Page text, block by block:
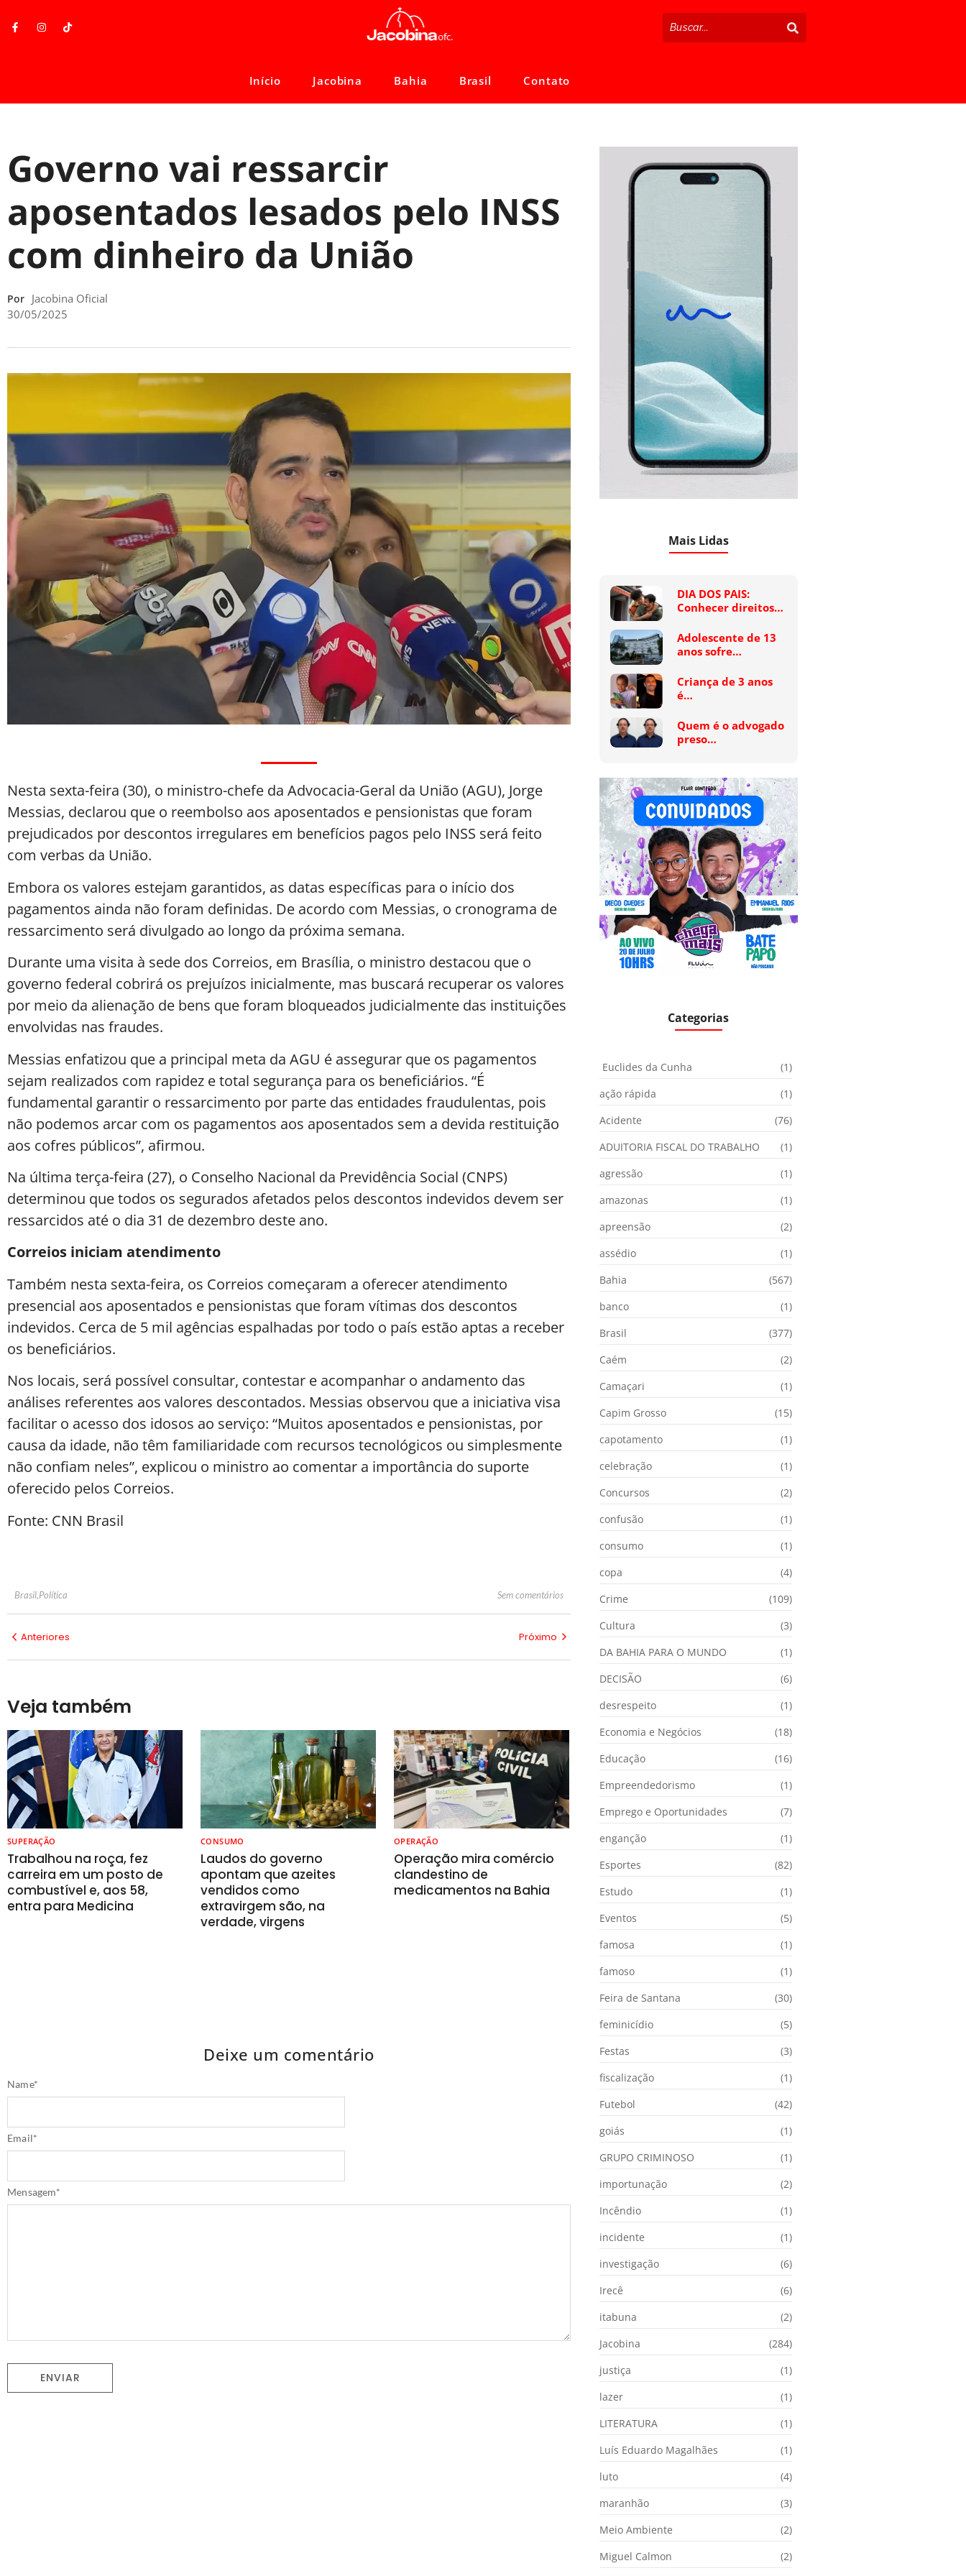
Início Jacobina Bahia Brasil Contato
Governo vai ressarcir
aposentados lesados pelo INSS
com dinheiro da União
Por Jacobina Oficial
30/05/2025
Nesta sexta-feira (30), o ministro-chefe da Advocacia-Geral da União (AGU), Jorge
Messias, declarou que o reembolso aos aposentados e pensionistas que foram
prejudicados por descontos irregulares em benefícios pagos pelo INSS será feito
com verbas da União.
Embora os valores estejam garantidos, as datas específicas para o início dos
pagamentos ainda não foram definidas. De acordo com Messias, o cronograma de
ressarcimento será divulgado ao longo da próxima semana.
Durante uma visita à sede dos Correios, em Brasília, o ministro destacou que o
governo federal cobrirá os prejuízos inicialmente, mas buscará recuperar os valores
por meio da alienação de bens que foram bloqueados judicialmente das instituições
envolvidas nas fraudes.
Messias enfatizou que a principal meta da AGU é assegurar que os pagamentos
sejam realizados com rapidez e total segurança para os beneficiários. “É
fundamental garantir o ressarcimento por parte das entidades fraudulentas, pois
não podemos arcar com os pagamentos aos aposentados sem a devida restituição
aos cofres públicos”, afirmou.
Na última terça-feira (27), o Conselho Nacional da Previdência Social (CNPS)
determinou que todos os segurados afetados pelos descontos indevidos devem ser
ressarcidos até o dia 31 de dezembro deste ano.
Correios iniciam atendimento
Também nesta sexta-feira, os Correios começaram a oferecer atendimento
presencial aos aposentados e pensionistas que foram vítimas dos descontos
indevidos. Cerca de 5 mil agências espalhadas por todo o país estão aptas a receber
os beneficiários.
Nos locais, será possível consultar, contestar e acompanhar o andamento das
análises referentes aos valores descontados. Messias observou que a iniciativa visa
facilitar o acesso dos idosos ao serviço: “Muitos aposentados e pensionistas, por
causa da idade, não têm familiaridade com recursos tecnológicos ou simplesmente
não confiam neles”, explicou o ministro ao comentar a importância do suporte
oferecido pelos Correios.
Fonte: CNN Brasil
Brasil,Política Sem comentários
Anteriores Próximo
Veja também
SUPERAÇÃO
Trabalhou na roça, fez
carreira em um posto de
combustível e, aos 58,
entra para Medicina
CONSUMO
Laudos do governo
apontam que azeites
vendidos como
extravirgem são, na
verdade, virgens
OPERAÇÃO
Operação mira comércio
clandestino de
medicamentos na Bahia
Deixe um comentário
Name*
Email*
Mais Lidas
DIA DOS PAIS:
Conhecer direitos…
Adolescente de 13
anos sofre…
Criança de 3 anos
é…
Quem é o advogado
preso…
Categorias
Euclides da Cunha
(1)
ação rápida
(1)
Acidente
(76)
ADUITORIA FISCAL DO TRABALHO
(1)
agressão
(1)
amazonas
(1)
apreensão
(2)
assédio
(1)
Bahia
(567)
banco
(1)
Brasil
(377)
Caém
(2)
Camaçari
(1)
Capim Grosso
(15)
capotamento
(1)
celebração
(1)
Concursos
(2)
confusão
(1)
consumo
(1)
copa
(4)
Crime
(109)
Cultura
(3)
DA BAHIA PARA O MUNDO
(1)
DECISÃO
(6)
desrespeito
(1)
Economia e Negócios
(18)
Educação
(16)
Empreendedorismo
(1)
Emprego e Oportunidades
(7)
enganção
(1)
Esportes
(82)
Estudo
(1)
Eventos
(5)
famosa
(1)
famoso
(1)
Feira de Santana
(30)
feminicídio
(5)
Festas
(3)
fiscalização
(1)
Futebol
(42)
goiás
(1)
GRUPO CRIMINOSO
(1)
importunação
(2)
Incêndio
(1)
incidente
(1)
investigação
(6)
Irecê
(6)
itabuna
(2)
Jacobina
(284)
justiça
(1)
lazer
(1)
LITERATURA
(1)
Luís Eduardo Magalhães
(1)
luto
(4)
maranhão
(3)
Meio Ambiente
(2)
Miguel Calmon
(2)